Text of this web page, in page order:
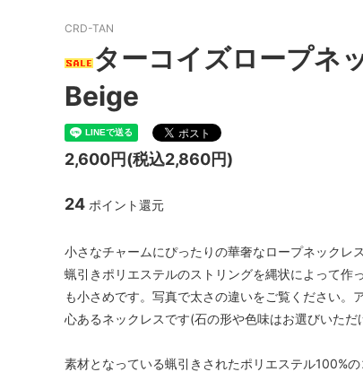
CRD-TAN
ターコイズロープネ
Beige
2,600円(税込2,860円)
24 ポイント還元
小さなチャームにぴったりの華奢なロープネックレス
蝋引きポリエステルのストリングを縄状によって作
も小さめです。写真で太さの違いをご覧ください
心あるネックレスです(石の形や色味はお選びいただ
素材となっている蝋引きされたポリエステル100%